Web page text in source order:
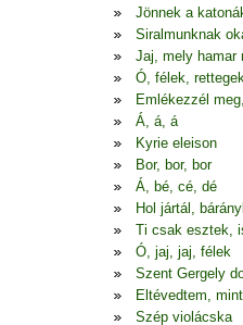
Jönnek a
Siralmunknak
Jaj, mely hamar
Ó, félek,
Emlékezzél
Á, á, á
Kyrie eleison
Bor, bor, bor
Á, bé, cé, dé
Hol jártál,
Ti csak esztek,
Ó, jaj, jaj, félek
Szent Gergely
Eltévedtem,
Szép violácska